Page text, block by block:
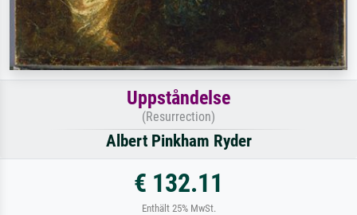
Uppståndelse
(Resurrection)
Albert Pinkham Ryder
€ 132.11
Enthält 25% MwSt.